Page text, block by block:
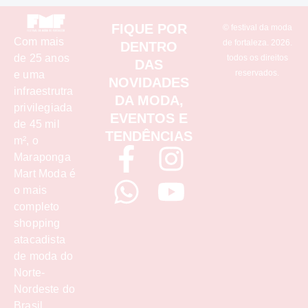
Com mais
de 25 anos
e uma
infraestrutra
privilegiada
de 45 mil
m², o
Maraponga
Mart Moda é
o mais
completo
shopping
atacadista
de moda do
Norte-
Nordeste do
FIQUE POR
DENTRO
DAS
NOVIDADES
DA MODA,
EVENTOS E
TENDÊNCIAS
F
a
c
I
n
W
h
a
Y
o
© festival da moda
de fortaleza. 2026.
todos os direitos
reservados.